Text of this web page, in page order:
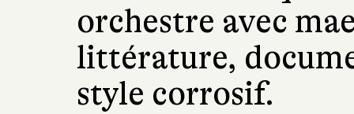
orchestre avec
littérature,
style corrosif.